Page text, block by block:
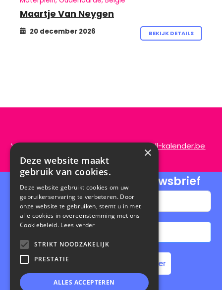
Maartje Van Neygen
20 december 2026 BEKIJK DETAILS
Vragen of opmerkingen?info@de-scroll-kalender.be
Schrijf je in voor onze nieuwsbrief
Home Steun de Scroll Kalender
×
Deze website maakt
gebruik van cookies.
Deze website gebruikt cookies om uw
gebruikerservaring te verbeteren. Door
onze website te gebruiken, stemt u in met
alle cookies in overeenstemming met ons
Cookiebeleid. Lees verder
STRIKT NOODZAKELIJK
PRESTATIE
ALLES ACCEPTEREN